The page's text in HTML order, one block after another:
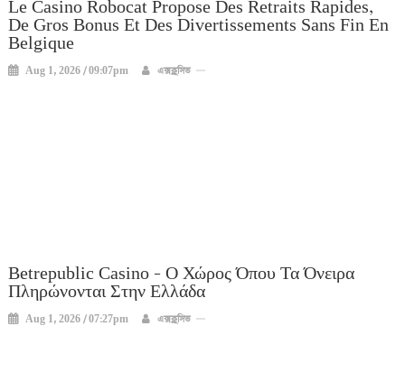
Le Casino Robocat Propose Des Retraits Rapides,
De Gros Bonus Et Des Divertissements Sans Fin En
Belgique
Aug 1, 2026 / 09:07pm এক্সক্লুসিভ
Betrepublic Casino – Ο Χώρος Όπου Τα Όνειρα
Πληρώνονται Στην Ελλάδα
Aug 1, 2026 / 07:27pm এক্সক্লুসিভ